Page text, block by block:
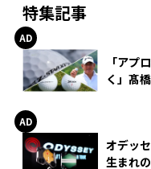
特集記事
「アプ
く」髙
オデッ
生まれ